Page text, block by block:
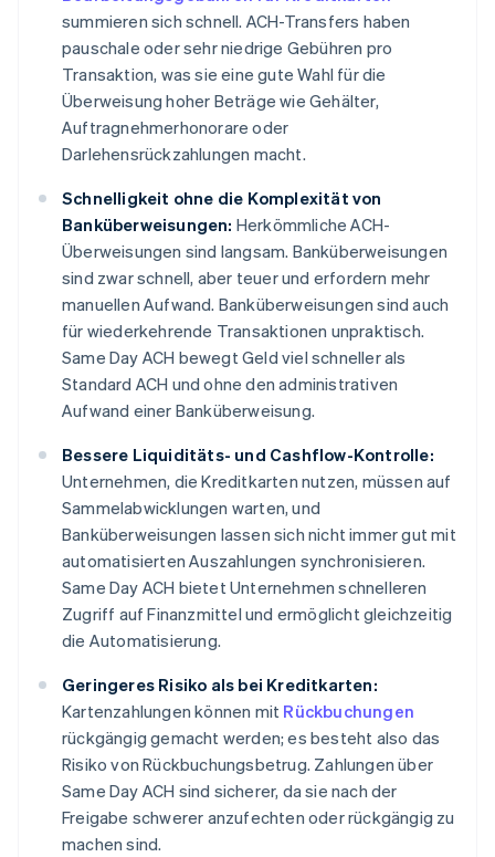
summieren sich schnell. ACH-Transfers haben
pauschale oder sehr niedrige Gebühren pro
Transaktion, was sie eine gute Wahl für die
Überweisung hoher Beträge wie Gehälter,
Auftragnehmerhonorare oder
Darlehensrückzahlungen macht.
Schnelligkeit ohne die Komplexität von
Banküberweisungen: Herkömmliche ACH-
Überweisungen sind langsam. Banküberweisungen
sind zwar schnell, aber teuer und erfordern mehr
manuellen Aufwand. Banküberweisungen sind auch
für wiederkehrende Transaktionen unpraktisch.
Same Day ACH bewegt Geld viel schneller als
Standard ACH und ohne den administrativen
Aufwand einer Banküberweisung.
Bessere Liquiditäts- und Cashflow-Kontrolle:
Unternehmen, die Kreditkarten nutzen, müssen auf
Sammelabwicklungen warten, und
Banküberweisungen lassen sich nicht immer gut mit
automatisierten Auszahlungen synchronisieren.
Same Day ACH bietet Unternehmen schnelleren
Zugriff auf Finanzmittel und ermöglicht gleichzeitig
die Automatisierung.
Geringeres Risiko als bei Kreditkarten:
Kartenzahlungen können mit Rückbuchungen
rückgängig gemacht werden; es besteht also das
Risiko von Rückbuchungsbetrug. Zahlungen über
Same Day ACH sind sicherer, da sie nach der
Freigabe schwerer anzufechten oder rückgängig zu
machen sind.